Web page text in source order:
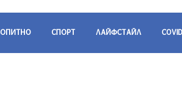
СПОРТ ЛАЙФСТАЙЛ